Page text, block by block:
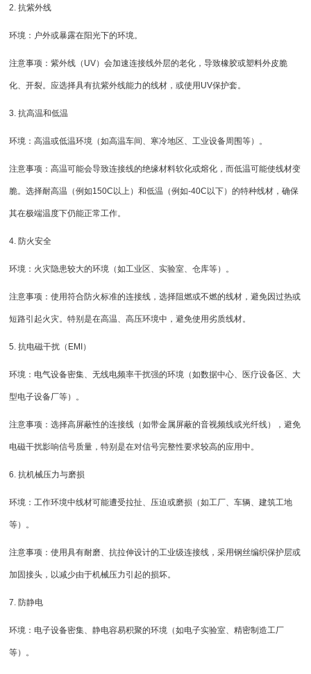
2. 抗紫外线
环境：户外或暴露在阳光下的环境。
注意事项：紫外线（UV）会加速连接线外层的老化，导致橡胶或塑料外皮脆
化、开裂。应选择具有抗紫外线能力的线材，或使用UV保护套。
3. 抗高温和低温
环境：高温或低温环境（如高温车间、寒冷地区、工业设备周围等）。
注意事项：高温可能会导致连接线的绝缘材料软化或熔化，而低温可能使线材变
脆。选择耐高温（例如150C以上）和低温（例如-40C以下）的特种线材，确保
其在极端温度下仍能正常工作。
4. 防火安全
环境：火灾隐患较大的环境（如工业区、实验室、仓库等）。
注意事项：使用符合防火标准的连接线，选择阻燃或不燃的线材，避免因过热或
短路引起火灾。特别是在高温、高压环境中，避免使用劣质线材。
5. 抗电磁干扰（EMI）
环境：电气设备密集、无线电频率干扰强的环境（如数据中心、医疗设备区、大
型电子设备厂等）。
注意事项：选择高屏蔽性的连接线（如带金属屏蔽的音视频线或光纤线），避免
电磁干扰影响信号质量，特别是在对信号完整性要求较高的应用中。
6. 抗机械压力与磨损
环境：工作环境中线材可能遭受拉扯、压迫或磨损（如工厂、车辆、建筑工地
等）。
注意事项：使用具有耐磨、抗拉伸设计的工业级连接线，采用钢丝编织保护层或
加固接头，以减少由于机械压力引起的损坏。
7. 防静电
环境：电子设备密集、静电容易积聚的环境（如电子实验室、精密制造工厂
等）。